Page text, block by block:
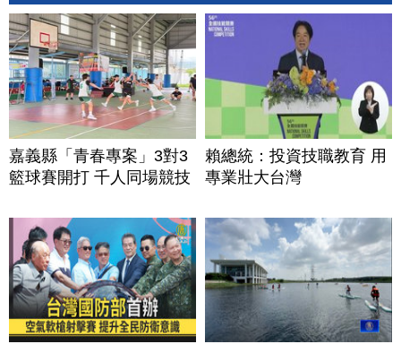
嘉義縣「青春專案」3對3
籃球賽開打 千人同場競技
賴總統：投資技職教育 用
專業壯大台灣